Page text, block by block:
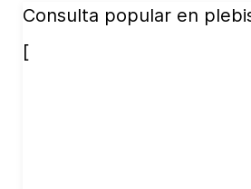
Consulta popular en
[